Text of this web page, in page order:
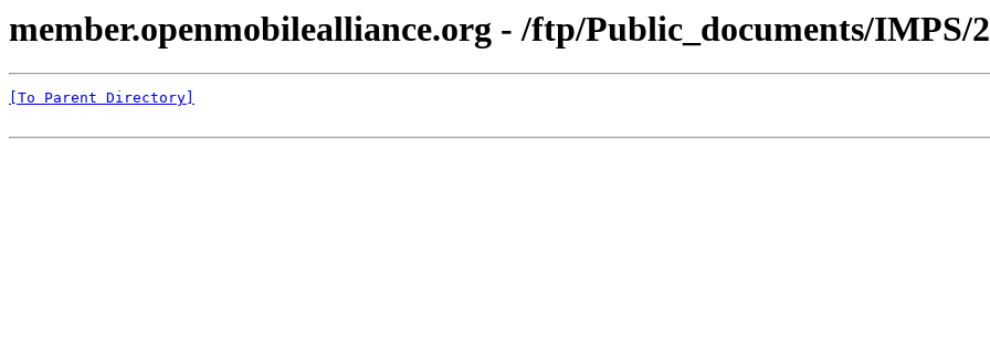
member.openmobilealliance.org - /ftp/Public_documents/IMPS/
[To Parent Directory]